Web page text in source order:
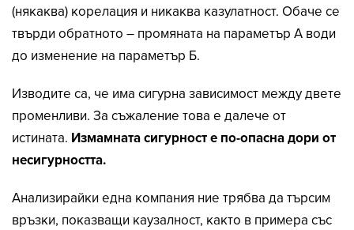
(някаква) корелация и никаква казулатност. Обаче се
твърди обратното – промяната на параметър А води
до изменение на параметър Б.
Изводите са, че има сигурна зависимост между двете
променливи. За съжаление това е далече от
истината. Измамната сигурност е по-опасна дори от
несигурността.
Анализирайки една компания ние трябва да търсим
връзки, показващи каузалност, както в примера със